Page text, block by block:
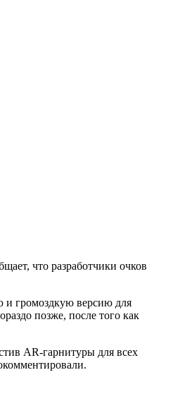
что разработчики очков
и громоздкую версию для
позже, после того как
AR-гарнитуры для всех